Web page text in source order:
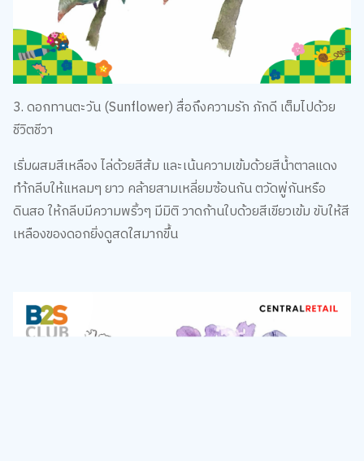
3. ดอกทานตะวัน (Sunflower) สื่อถึงความรัก ภักดี เต็มไปด้วย
ชีวิตชีวา
ทำ้กลีบให้แหลมๆ ยาว คล้ายสามเหลี่ยมซ้อนกัน ตวัดพู่กันหรือ
ดินสอ ให้กลีบมีความพริ้วๆ มีมิติ วาดก้านใบด้วยสีเขียวเข้ม ขับให้สี
เหลืองของดอกยิ่งดูสดใสมากขึ้น